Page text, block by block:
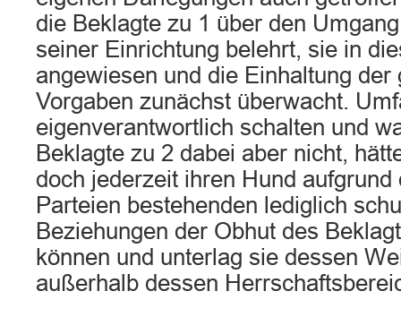
die Beklagte zu 1 über den
seiner Einrichtung belehrt, sie in
angewiesen und die Einhaltung der
Vorgaben zunächst überwacht.
eigenverantwortlich schalten und
Beklagte zu 2 dabei aber nicht,
doch jederzeit ihren Hund
Parteien bestehenden lediglich
Beziehungen der Obhut des
können und unterlag sie dessen
außerhalb dessen